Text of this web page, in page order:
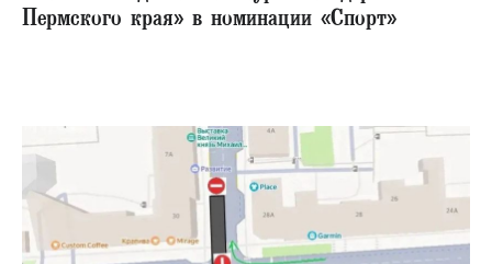
Пермского края» в номинации «Спорт»